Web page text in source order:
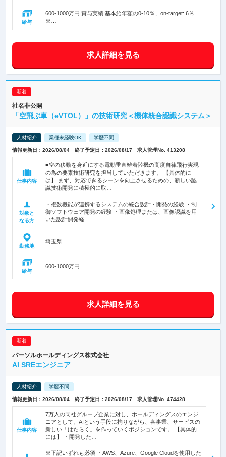
給与
600-1000万円 賞与実績:基本給年額の0-10％、on-target: 6％
※…
求人詳細を見る
社名非公開
「空飛ぶ車（eVTOL）」の技術研究＜機体統合認識システム＞
人材紹介 業種未経験OK 学歴不問
情報更新日：2026/08/04 終了予定日：2026/08/17 求人管理No. 413208
仕事内容
■空の移動を身近にする電動垂直離着陸機の高度自律飛行実現
の為の要素技術研究を担当していただきます。 【具体的に
は】 まず、対応できるシーンを向上させるための、新しい認
識技術開発に積極的に取…
対象と
なる方
・複数機能が連携するシステムの統合設計・開発の経験 ・制
御ソフトウェア開発の経験 ・画像処理または、画像認識を用
いた設計開発経
勤務地
埼玉県
給与
600-1000万円
求人詳細を見る
パーソルホールディングス株式会社
AI SREエンジニア
人材紹介 学歴不問
情報更新日：2026/08/04 終了予定日：2026/08/17 求人管理No. 474428
仕事内容
7万人の同社グループ企業に対し、ホールディングスのエンジ
ニアとして、AIという手段に拘りながら、各事業、サービスの
新しい「はたらく」を作っていくポジションです。 【具体的
には】 ・開発した…
※下記いずれも必須 ・AWS、Azure、Google Cloudを使用した